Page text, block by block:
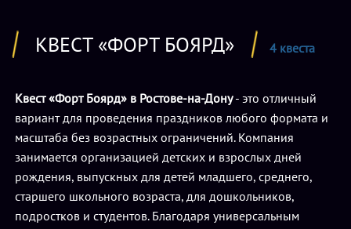
КВЕСТ «ФОРТ БОЯРД» 4 квеста
Квест «Форт Боярд» в Ростове-на-Дону- это отличный
вариант для проведения праздников любого формата и
масштаба без возрастных ограничений. Компания
занимается организацией детских и взрослых дней
рождения, выпускных для детей младшего, среднего,
старшего школьного возраста, для дошкольников,
подростков и студентов. Благодаря универсальным